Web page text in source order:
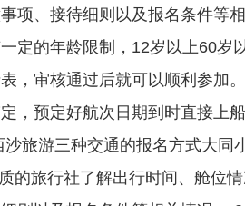
项、接待细则以及报名条件等
定的年龄限制，12岁以上60岁
，审核通过后就可以顺利参加
，预定好航次日期到时直接上
旅游三种交通的报名方式大同
的旅行社了解出行时间、舱位